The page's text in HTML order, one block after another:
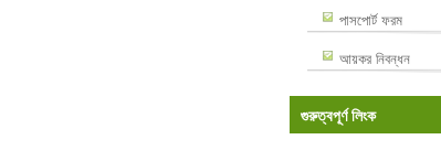
পাসপোর্ট ফরম
আয়কর নিবন্ধন
গুরুত্বপূর্ণ লিংক